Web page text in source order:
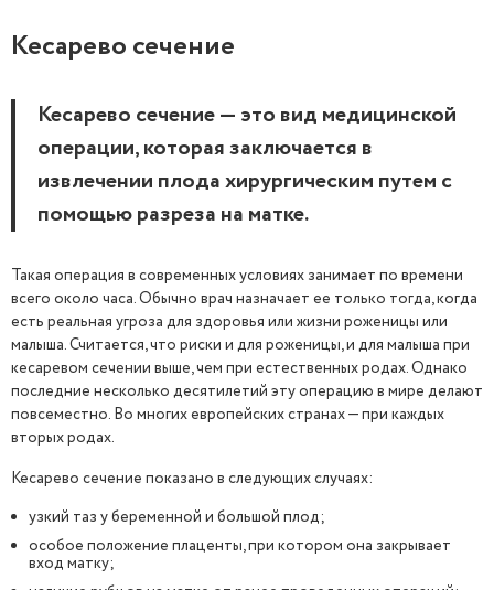
Кесарево сечение
Кесарево сечение — это вид медицинской
операции, которая заключается в
извлечении плода хирургическим путем с
помощью разреза на матке.
Такая операция в современных условиях занимает по времени
всего около часа. Обычно врач назначает ее только тогда, когда
есть реальная угроза для здоровья или жизни роженицы или
малыша. Считается, что риски и для роженицы, и для малыша при
кесаревом сечении выше, чем при естественных родах. Однако
последние несколько десятилетий эту операцию в мире делают
повсеместно. Во многих европейских странах — при каждых
вторых родах.
Кесарево сечение показано в следующих случаях:
узкий таз у беременной и большой плод;
особое положение плаценты, при котором она закрывает
вход матку;